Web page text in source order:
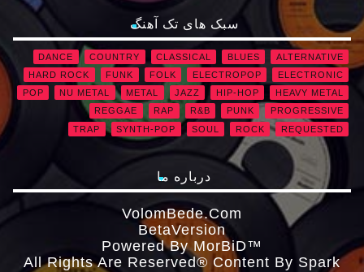
سبک های تک آهنگ
ALTERNATIVE
BLUES
CLASSICAL
COUNTRY
DANCE
ELECTRONIC
ELECTROPOP
FOLK
FUNK
HARD ROCK
HEAVY METAL
HIP-HOP
JAZZ
METAL
NU METAL
POP
PROGRESSIVE
PUNK
R&B
RAP
REGGAE
REQUESTED
ROCK
SOUL
SYNTH-POP
TRAP
درباره ما
VolomBede.com
ΒetaVersion
Powered By MorBiD™
All Rights Are Reserved® Content By Spark